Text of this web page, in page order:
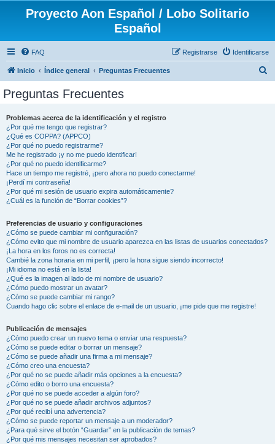
Proyecto Aon Español / Lobo Solitario
Español
FAQ Identificarse
Registrarse
Inicio Índice general Preguntas Frecuentes
Preguntas Frecuentes
Problemas acerca de la identificación y el registro
¿Por qué me tengo que registrar?
¿Qué es COPPA? (APPCO)
¿Por qué no puedo registrarme?
Me he registrado ¡y no me puedo identificar!
¿Por qué no puedo identificarme?
Hace un tiempo me registré, ¡pero ahora no puedo conectarme!
¡Perdí mi contraseña!
¿Por qué mi sesión de usuario expira automáticamente?
¿Cuál es la función de “Borrar cookies”?
Preferencias de usuario y configuraciones
¿Cómo se puede cambiar mi configuración?
¿Cómo evito que mi nombre de usuario aparezca en las listas de usuarios conectados?
¡La hora en los foros no es correcta!
Cambié la zona horaria en mi perfil, ¡pero la hora sigue siendo incorrecto!
¡Mi idioma no está en la lista!
¿Qué es la imagen al lado de mi nombre de usuario?
¿Cómo puedo mostrar un avatar?
¿Cómo se puede cambiar mi rango?
Cuando hago clic sobre el enlace de e-mail de un usuario, ¡me pide que me registre!
Publicación de mensajes
¿Cómo puedo crear un nuevo tema o enviar una respuesta?
¿Cómo se puede editar o borrar un mensaje?
¿Cómo se puede añadir una firma a mi mensaje?
¿Cómo creo una encuesta?
¿Por qué no se puede añadir más opciones a la encuesta?
¿Cómo edito o borro una encuesta?
¿Por qué no se puede acceder a algún foro?
¿Por qué no se puede añadir archivos adjuntos?
¿Por qué recibí una advertencia?
¿Cómo se puede reportar un mensaje a un moderador?
¿Para qué sirve el botón “Guardar” en la publicación de temas?
¿Por qué mis mensajes necesitan ser aprobados?